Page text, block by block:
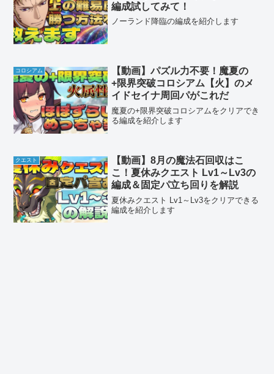
編成試してみて！
ノーランド降臨の編成を紹介します
コロシアム
【動画】パズル力不要！魔夏の
+限界突破コロシアム【火】のメ
イドセイナ周回パがこれだ
魔夏の+限界突破コロシアムをクリアでき
る編成を紹介します
クエスト
【動画】8月の魔法石回収はこ
こ！夏休みクエスト Lv1～Lv3の
編成＆固定パ立ち回りを解説
夏休みクエスト Lv1～Lv3をクリアできる
編成を紹介します